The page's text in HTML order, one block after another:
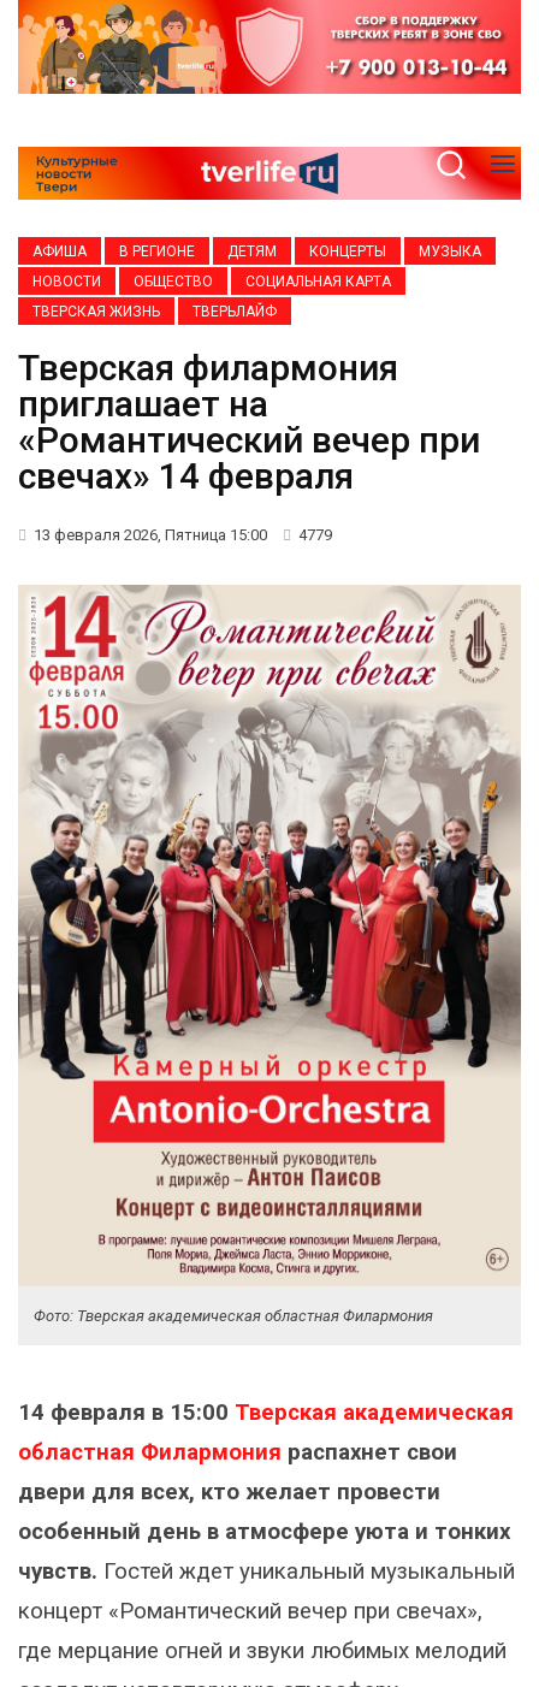
АФИША В РЕГИОНЕ ДЕТЯМ КОНЦЕРТЫ
МУЗЫКА
НОВОСТИ
ОБЩЕСТВО
СОЦИАЛЬНАЯ КАРТА
ТВЕРСКАЯ ЖИЗНЬ
ТВЕРЬЛАЙФ
Тверская филармония
приглашает на
«Романтический вечер при
свечах» 14 февраля
13 февраля 2026, Пятница 15:00 4779
Фото: Тверская академическая областная Филармония
14 февраля в 15:00 Тверская академическая
областная Филармония распахнет свои
двери для всех, кто желает провести
особенный день в атмосфере уюта и тонких
чувств. Гостей ждет уникальный музыкальный
концерт «Романтический вечер при свечах»,
где мерцание огней и звуки любимых мелодий